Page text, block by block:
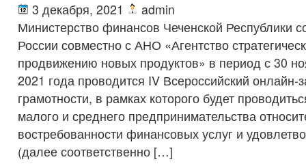
3 декабря, 2021
admin
Министерство финансов Чеченской Республики
России совместно с АНО «Агентство
продвижению новых продуктов» в период с 30
2021 года проводится IV Всероссийский онлайн-
грамотности, в рамках которого будет
малого и среднего предпринимательства
востребованности финансовых услуг и
(далее соответственно […]